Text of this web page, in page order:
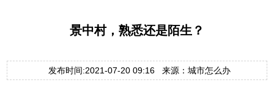
景中村，熟悉还是陌生？
发布时间:2021-07-20 09:16 来源：城市怎么办